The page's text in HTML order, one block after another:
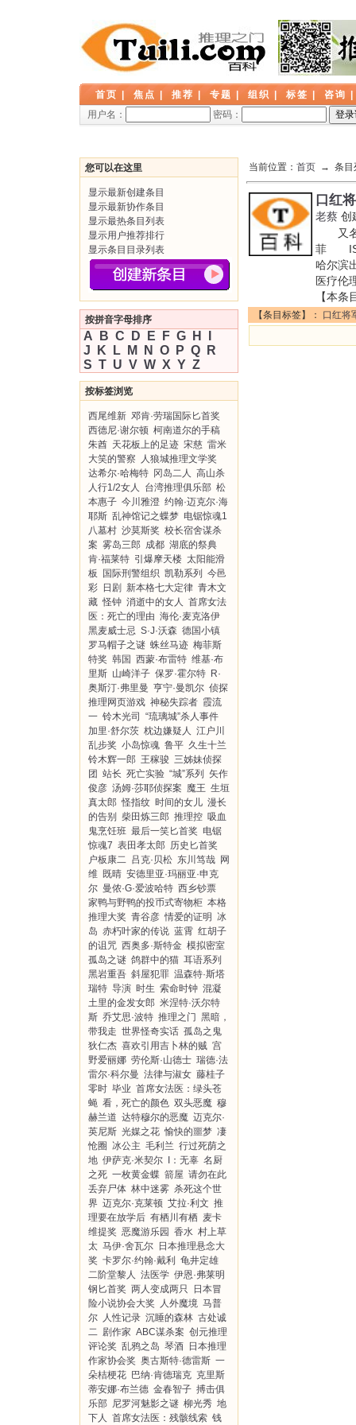
首页 焦点 推荐 专题 组织 标签 咨询
用户名：
密码：
您可以在这里
显示最新创建条目
显示最新协作条目
显示最热条目列表
显示用户推荐排行
显示条目目录列表
按拼音字母排序
A B C D E F G H
J
K L M N O P Q
R
S T U V W X Y Z
按标签浏览
西尾维新 邓肯·劳瑞国际匕首奖
西德尼·谢尔顿 柯南道尔的手稿
朱酋 天花板上的足迹 宋慈 雷米
大笑的警察
人狼城推理文学奖
达希尔·哈梅特 冈岛二人 高山杀
人行1/2女人
台湾推理俱乐部 松
本惠子 今川雅澄 约翰·迈克尔·海
耶斯 乱神馆记之蝶梦 电锯惊魂1
八墓村 沙莫斯奖 校长宿舍谋杀
案 雾岛三郎 成都 湖底的祭典
肯·福莱特 引爆摩天楼 太阳能滑
板
国际刑警组织 凯勒系列
今邑
彩 日剧 新本格七大定律 青木文
藏 怪钟 消逝中的女人 首席女法
医：死亡的理由 海伦·麦克洛伊
黑麦威士忌 S·J·沃森 德国小镇
罗马帽子之谜 蛛丝马迹 梅菲斯
特奖 韩国 西蒙·布雷特 维基·布
里斯 山崎洋子 保罗·霍尔特 R·
奥斯汀·弗里曼 亨宁·曼凯尔 侦探
推理网页游戏 神秘失踪者 霞流
一 铃木光司
“琉璃城”杀人事件
加里·舒尔茨 枕边嫌疑人 江户川
乱步奖 小岛惊魂 鲁平 久生十兰
铃木辉一郎 王稼骏 三姊妹侦探
团 站长 死亡实验 “城”系列
矢作
俊彦 汤姆·莎耶侦探案 魔王 生垣
真太郎 怪指纹 时间的女儿 漫长
的告别
柴田炼三郎 推理控 吸血
鬼烹饪班 最后一笑匕首奖 电锯
惊魂7 表田孝太郎 历史匕首奖
户板康二 吕克·贝松 东川笃哉 网
维 既晴 安德里亚·玛丽亚·申克
尔 曼侬·G·爱波哈特 西乡钞票
家鸭与野鸭的投币式寄物柜 本格
推理大奖 青谷彦 情爱的证明 冰
岛 赤朽叶家的传说 蓝霄 红胡子
的诅咒 西奥多·斯特金 模拟密室
孤岛之谜 鸽群中的猫 耳语系列
黑岩重吾 斜屋犯罪 温森特·斯塔
瑞特 导演 时生 索命时钟 混凝
土里的金发女郎 米涅特·沃尔特
斯 乔艾思·波特 推理之门 黑暗，
带我走 世界怪奇实话 孤岛之鬼
狄仁杰 喜欢引用吉卜林的贼 宫
野爱丽娜 劳伦斯·山德士 瑞德·法
雷尔·科尔曼 法律与淑女 藤桂子
零时 毕业 首席女法医：绿头苍
蝇 看，死亡的颜色 双头恶魔 穆
赫兰道 达特穆尔的恶魔 迈克尔·
英尼斯 光媒之花 愉快的噩梦 凄
怆圈 冰公主 毛利兰 行过死荫之
地 伊萨克·米契尔 I：无辜 名厨
之死 一枚黄金蝶 箭屋 请勿在此
丢弃尸体 林中迷雾 杀死这个世
界 迈克尔·克莱顿 艾拉·利文 推
理要在放学后 有栖川有栖 麦卡
维提奖 恶魔游乐园 香水 村上草
太 马伊·舍瓦尔 日本推理悬念大
奖 卡罗尔·约翰·戴利
龟井定雄
二阶堂黎人 法医学 伊恩·弗莱明
钢匕首奖 两人变成两只
日本冒
险小说协会大奖
人外魔境 马普
尔 人性记录 沉睡的森林 古处诚
二 剧作家 ABC谋杀案 创元推理
评论奖 乱鸦之岛 琴酒 日本推理
作家协会奖 奥古斯特·德雷斯 一
朵桔梗花 巴纳·肯德瑞克 克里斯
蒂安娜·布兰德 金春智子 搏击俱
乐部 尼罗河魅影之谜 柳光秀 地
下人 首席女法医：残骸线索 钱
当前位置： 首页 → 条目
口红
老蔡 创
又名:
菲
哈尔
医疗伦
【本条
【条目标签】： 口红将